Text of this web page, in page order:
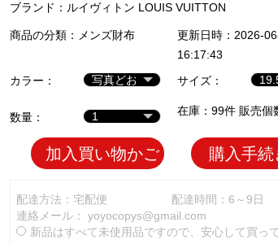
ブランド： ルイヴィトン LOUIS VUITTON
商品の分類： メンズ財布
更新日時：2026-
16:17:43
カラー：
サイズ：
数量： 在庫：99件 販売個
加入買い物かご 購入手続
配達方法：宅配便
配達時間：6～9日
連絡メール： yoyocopys@gmail.com
新品はすべて未使用品ですので、安心して買っ